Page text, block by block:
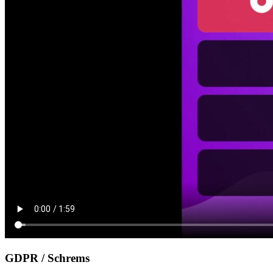
GDPR / Schrems